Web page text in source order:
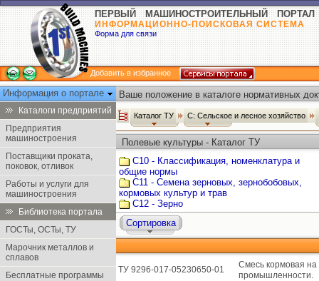
ПЕРВЫЙ МАШИНОСТРОИТЕЛЬНЫЙ ПОРТАЛ
ИНФОРМАЦИОННО-ПОИСКОВАЯ СИСТЕМА
Форма для связи
Добавить в избранное
Информация о портале
Каталоги предприятий
Предприятия
машиностроения
Поставщики проката,
поковок, отливок
Работы и услуги для
машиностроения
Библиотека портала
ГОСТы, ОСТы, ТУ
Марочник металлов и
сплавов
Бесплатные программы
Ваше положение в каталоге нормативных
Каталог ТУ С: Сельское и лесное хозяйство
Полевые культуры - Каталог ТУ
С10 - Классификация, номенклатура и
общие нормы
С11 - Семена зерновых, зернобобовых,
кормовых культур и трав
С12 - Зерно
Сортировка
ТУ 9296-017-05230650-01
Смесь кормовая на
промышленности.